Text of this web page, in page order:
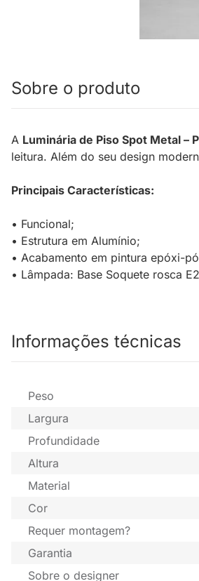
Sobre o produto
A Luminária de Piso Spot Metal –
leitura. Além do seu design
Principais Características:
• Funcional;
• Estrutura em Alumínio;
• Acabamento em pintura epóxi-
• Lâmpada: Base Soquete rosca
Informações técnicas
Peso
Largura
Profundidade
Altura
Material
Cor
Requer montagem?
Garantia
Sobre o designer